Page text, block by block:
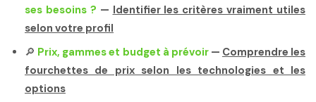
ses besoins ? — Identifier les critères vraiment utiles
selon votre profil
🔎 Prix, gammes et budget à prévoir— Comprendre les
fourchettes de prix selon les technologies et les
options